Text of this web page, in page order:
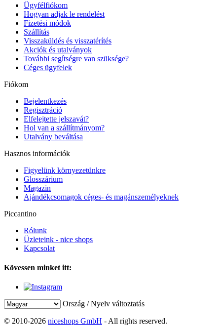
Ügyfélfiókom
Hogyan adjak le rendelést
Fizetési módok
Szállítás
Visszaküldés és visszatérítés
Akciók és utalványok
További segítségre van szüksége?
Céges ügyfelek
Fiókom
Bejelentkezés
Regisztráció
Elfelejtette jelszavát?
Hol van a szállítmányom?
Utalvány beváltása
Hasznos információk
Figyelünk környezetünkre
Glosszárium
Magazin
Ajándékcsomagok céges- és magánszemélyeknek
Piccantino
Rólunk
Üzleteink - nice shops
Kapcsolat
Kövessen minket itt:
Ország / Nyelv változtatás
© 2010-2026 niceshops GmbH - All rights reserved.